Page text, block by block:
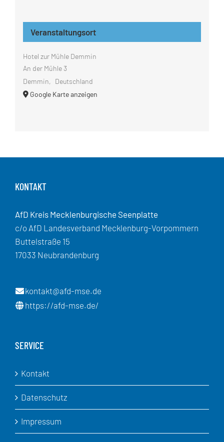
Veranstaltungsort
Hotel zur Mühle Demmin
An der Mühle 3
Demmin, Deutschland
Google Karte anzeigen
KONTAKT
AfD Kreis Mecklenburgische Seenplatte
c/o AfD Landesverband Mecklenburg-Vorpommern
Buttelstraße 15
17033 Neubrandenburg
kontakt@afd-mse.de
https://afd-mse.de/
SERVICE
Kontakt
Datenschutz
Impressum